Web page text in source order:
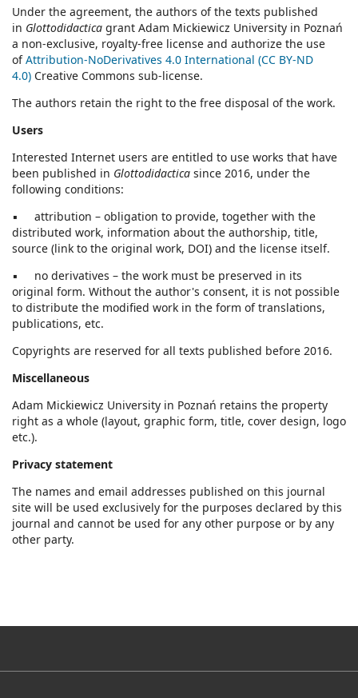
Under the agreement, the authors of the texts published
in Glottodidactica grant Adam Mickiewicz University in Poznań
a non-exclusive, royalty-free license and authorize the use
ofAttribution-NoDerivatives 4.0 International (CC BY-ND
4.0) Creative Commons sub-license.
The authors retain the right to the free disposal of the work.
Users
Interested Internet users are entitled to use works that have
been published in Glottodidactica since 2016, under the
following conditions:
▪ attribution – obligation to provide, together with the
distributed work, information about the authorship, title,
source (link to the original work, DOI) and the license itself.
▪ no derivatives – the work must be preserved in its
original form. Without the author's consent, it is not possible
to distribute the modified work in the form of translations,
publications, etc.
Copyrights are reserved for all texts published before 2016.
Miscellaneous
Adam Mickiewicz University in Poznań retains the property
right as a whole (layout, graphic form, title, cover design, logo
etc.).
Privacy statement
The names and email addresses published on this journal
site will be used exclusively for the purposes declared by this
journal and cannot be used for any other purpose or by any
other party.